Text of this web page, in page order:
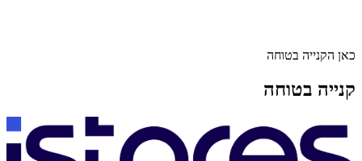
כאן הקנייה בטוחה
קנייה בטוחה